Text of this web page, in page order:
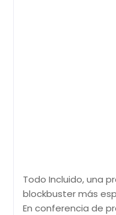
Todo Incluido, una
blockbuster más
En conferencia de